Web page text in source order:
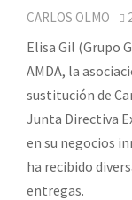
CARLOS OLMO
Elisa Gil (Grupo
AMDA, la
sustitución de
Junta Directiva
en su negocios
ha recibido
entregas.